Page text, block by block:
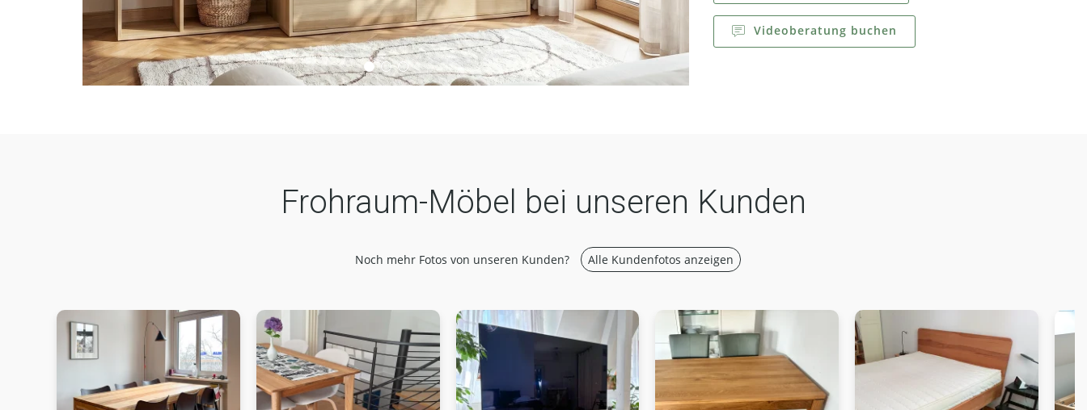
Videoberatung buchen
Frohraum-Möbel bei unseren Kunden
Noch mehr Fotos von unseren Kunden? Alle Kundenfotos anzeigen